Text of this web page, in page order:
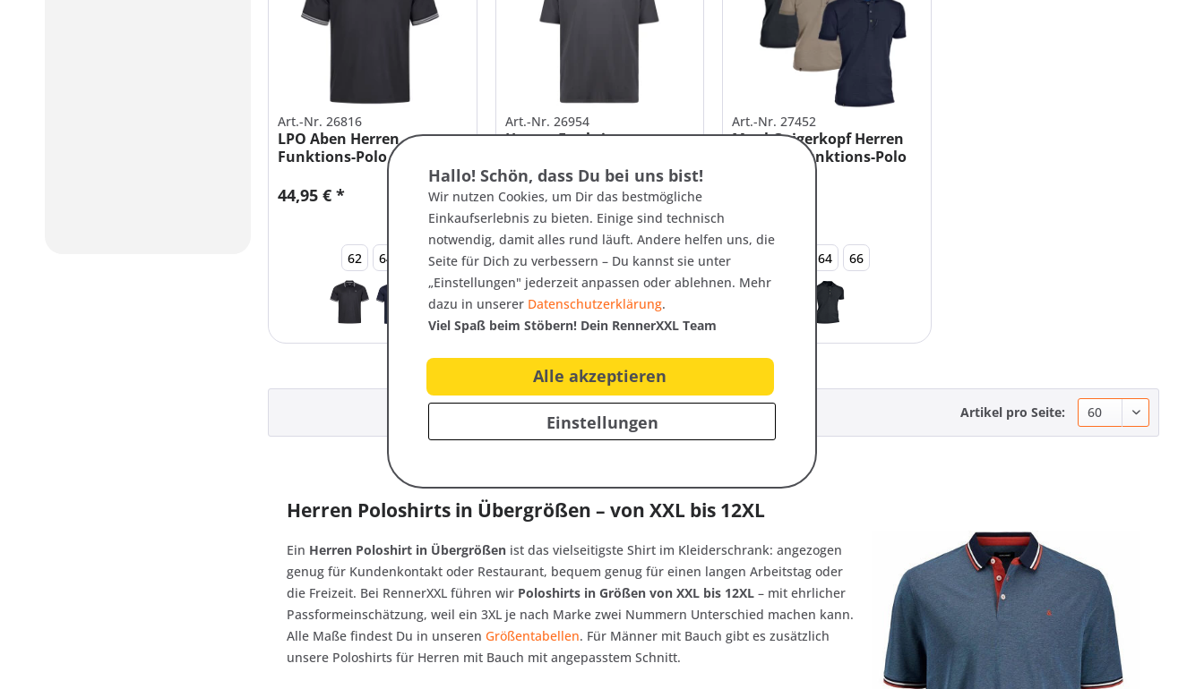
Art.-Nr. 26816
LPO Aben Herren
Funktions-Polo Shirt
44,95 € *
62 64
Art.-Nr. 26954
Herren Funktions-
Anti-Smell
49,95 € *
10XL 12XL 3XL 4XL +4
Art.-Nr. 27452
Maul Gaigerkopf Herren
Radshirt Funktions-Polo
64 66
Artikel pro Seite:
Herren Poloshirts in Übergrößen – von XXL bis 12XL
Ein Herren Poloshirt in Übergrößenist das vielseitigste Shirt im Kleiderschrank: angezogen
genug für Kundenkontakt oder Restaurant, bequem genug für einen langen Arbeitstag oder
die Freizeit. Bei RennerXXL führen wir Poloshirts in Größen von XXL bis 12XL– mit ehrlicher
Passformeinschätzung, weil ein 3XL je nach Marke zwei Nummern Unterschied machen kann.
Alle Maße findest Du in unseren Größentabellen. Für Männer mit Bauch gibt es zusätzlich
unsere Poloshirts für Herren mit Bauch mit angepasstem Schnitt.
Hallo! Schön, dass Du bei uns bist!
Wir nutzen Cookies, um Dir das bestmögliche
Einkaufserlebnis zu bieten. Einige sind technisch
notwendig, damit alles rund läuft. Andere helfen uns, die
Seite für Dich zu verbessern – Du kannst sie unter
„Einstellungen" jederzeit anpassen oder ablehnen. Mehr
dazu in unserer Datenschutzerklärung.
Viel Spaß beim Stöbern! Dein RennerXXL Team
Alle akzeptieren
Einstellungen